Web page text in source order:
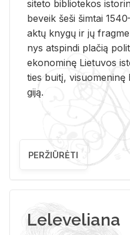
si­te­to bi­b­lio­te­kos
be­veik šeši šim­tai
aktų kny­gų ir jų
nys at­spin­di pla­čią
eko­no­mi­nę Lie­tu­vos
ties bui­tį,
gi­ją.
PERŽIŪRĖTI
Leleveliana